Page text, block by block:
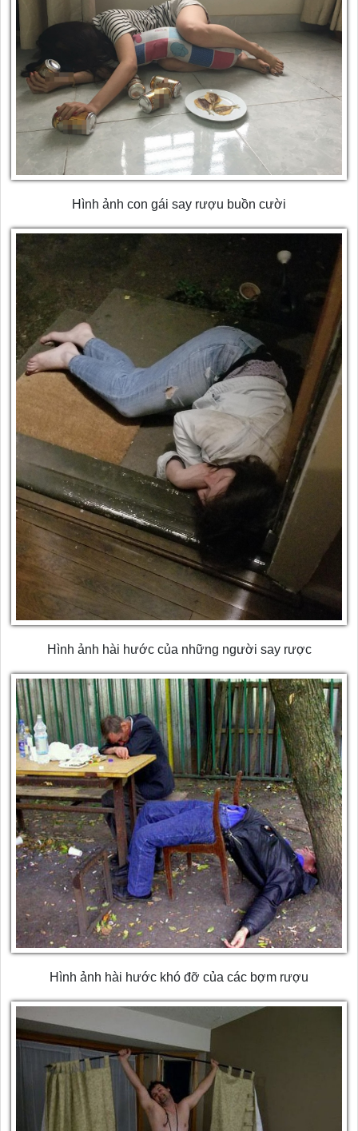
Hình ảnh con gái say rượu buồn cười
Hình ảnh hài hước của những người say rược
Hình ảnh hài hước khó đỡ của các bợm rượu